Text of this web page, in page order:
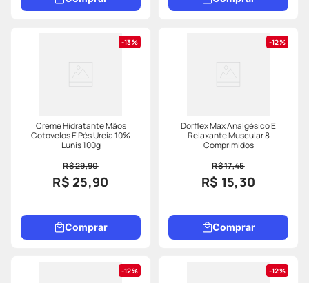
13%
Creme Hidratante Mãos
Cotovelos E Pés Ureia 10%
Lunis 100g
R$ 29,90
R$ 25,90
Comprar
12%
Dorflex Max Analgésico E
Relaxante Muscular 8
Comprimidos
R$ 17,45
R$ 15,30
Comprar
12% 12%